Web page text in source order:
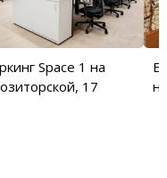
Space 1 на
17